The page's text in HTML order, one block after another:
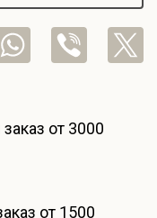
от 3000
от 1500